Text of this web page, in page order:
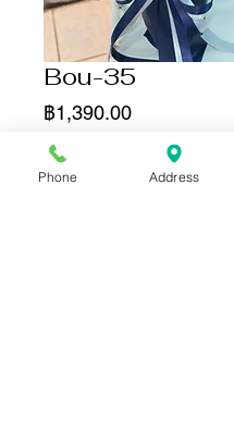
Bou-35
฿1,390.00ราคา
เพิ่มลงในรถเข็น
Phone Address